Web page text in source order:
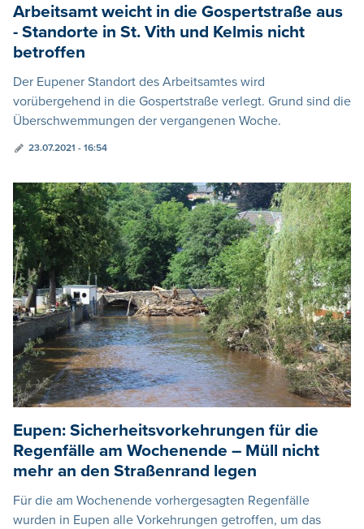
Arbeitsamt weicht in die Gospertstraße aus
- Standorte in St. Vith und Kelmis nicht
betroffen
Der Eupener Standort des Arbeitsamtes wird
vorübergehend in die Gospertstraße verlegt. Grund sind die
Überschwemmungen der vergangenen Woche.
23.07.2021 - 16:54
Eupen: Sicherheitsvorkehrungen für die
Regenfälle am Wochenende – Müll nicht
mehr an den Straßenrand legen
Für die am Wochenende vorhergesagten Regenfälle
wurden in Eupen alle Vorkehrungen getroffen, um das